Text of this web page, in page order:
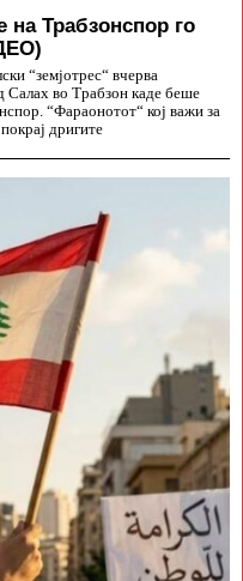
Трабзонспор го
“земјотрес“ вчерва
Салах во Трабзон каде беше
“Фараонотот“ кој важи за
дригите